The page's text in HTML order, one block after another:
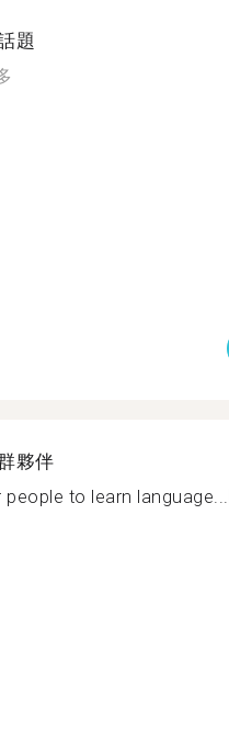
題
夥伴
to learn language...